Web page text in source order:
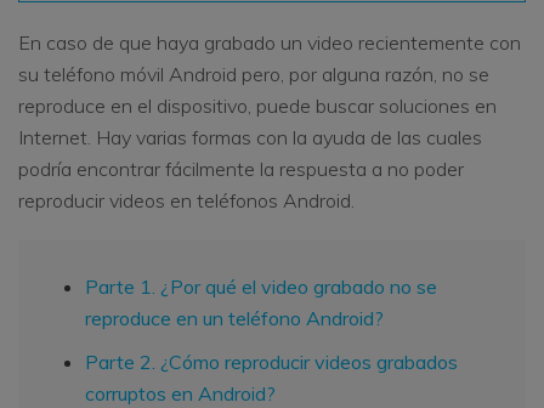
Otros Productos
Repairit - Reparar Datos
UBackit - Respaldar Datos
En caso de que haya grabado un video recientemente con
su teléfono móvil Android pero, por alguna razón, no se
reproduce en el dispositivo, puede buscar soluciones en
Internet. Hay varias formas con la ayuda de las cuales
podría encontrar fácilmente la respuesta a no poder
reproducir videos en teléfonos Android.
Parte 1. ¿Por qué el video grabado no se
reproduce en un teléfono Android?
Parte 2. ¿Cómo reproducir videos grabados
corruptos en Android?